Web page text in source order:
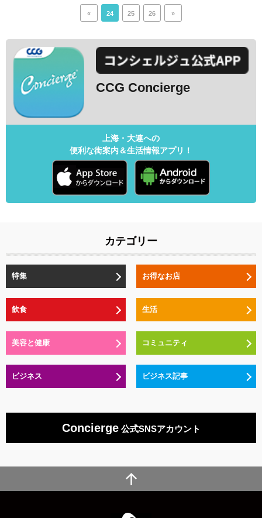
« 24 25 26 »
CCG Concierge
上海・大連への
便利な街案内＆生活情報アプリ！
カテゴリー
特集 お得なお店
飲食 生活
美容と健康 コミュニティ
ビジネス ビジネス記事
Concierge公式SNSアカウント